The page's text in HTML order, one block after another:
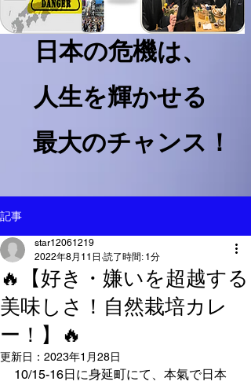
日本の危機は、​
人生を輝かせる
最大のチャンス！
記事
🔥【好き・嫌いを超越する
美味しさ！自然栽培カレ
ー！】🔥
star12061219
2022年8月11日 読了時間: 1分
更新日： 2023年1月28日
10/15-16日に身延町にて、本氣で日本